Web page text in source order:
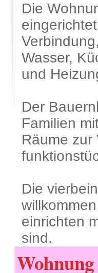
Die
Wasser,
und
Der
Familien
Räume zur
Die
einrichten
sind.
Wohnung